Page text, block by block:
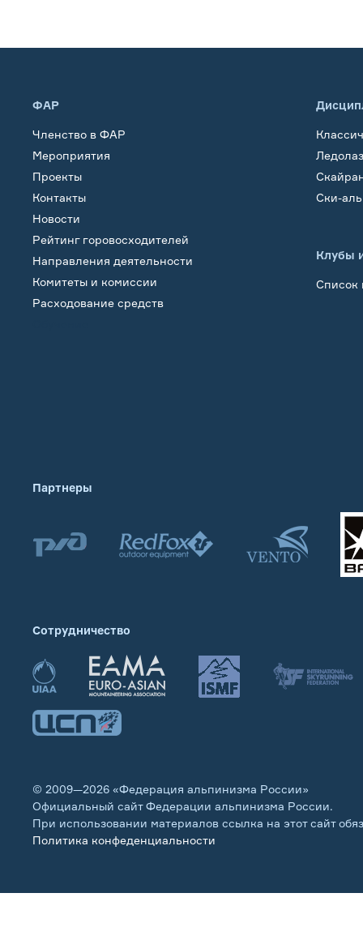
ФАР
Членство в ФАР
Мероприятия
Проекты
Контакты
Новости
Рейтинг горовосходителей
Направления деятельности
Комитеты и комиссии
Расходование средств
Ски-
Клубы
Список
Партнеры
Сотрудничество
© 2009—2026 «Федерация альпинизма России»
Официальный сайт Федерации альпинизма России.
При использовании материалов ссылка на этот сайт
Политика конфеденциальности